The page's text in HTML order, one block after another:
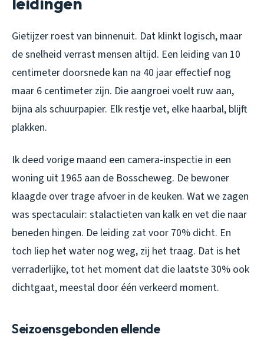
Gietijzer roest van binnenuit. Dat klinkt logisch, maar
de snelheid verrast mensen altijd. Een leiding van 10
centimeter doorsnede kan na 40 jaar effectief nog
maar 6 centimeter zijn. Die aangroei voelt ruw aan,
bijna als schuurpapier. Elk restje vet, elke haarbal, blijft
plakken.
Ik deed vorige maand een camera-inspectie in een
woning uit 1965 aan de Bosscheweg. De bewoner
klaagde over trage afvoer in de keuken. Wat we zagen
was spectaculair: stalactieten van kalk en vet die naar
beneden hingen. De leiding zat voor 70% dicht. En
toch liep het water nog weg, zij het traag. Dat is het
verraderlijke, tot het moment dat die laatste 30% ook
dichtgaat, meestal door één verkeerd moment.
Seizoensgebonden ellende